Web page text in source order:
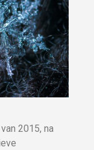
2015, na